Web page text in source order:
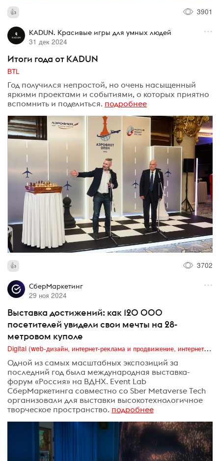
3901
KADUN. Красивые игры для умных людей
31 дек 2024
Итоги года от KADUN
BTL
Год получился непростой, но очень насыщенный
яркими проектами и событиями, о которых приятно
вспомнить и поделиться. подробнее
3702
СберМаркетинг
29 ноя 2024
Выставка достижений: как 120 000
посетителей увидели свои мечты на 28-
метровом куполе
Digital (web-дизайн, интернет-реклама и продвижение, интернет-сообщества и блоги, интернет-коммуникации, мобильный маркетинг, реклама на цифровых экранах)
Одной из самых масштабных экспозиций за
последний год была международная выставка-
форум «Россия» на ВДНХ. Event Lab
СберМаркетинга совместно со Sber Metaverse Tech
организовали для выставки высокотехнологичное
творческое пространство. подробнее